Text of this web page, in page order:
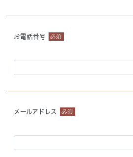
お電話番号 必須
メールアドレス 必須